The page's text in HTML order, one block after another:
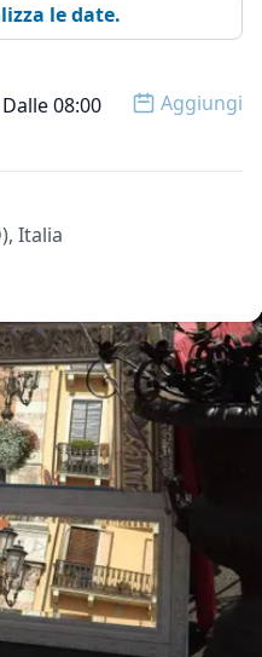
le date.
08:00 Open
Aggiungi
Italia